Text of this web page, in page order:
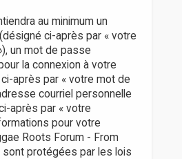
au minimum un
ci-après par « votre
un mot de passe
la connexion à votre
après par « votre mot de
courriel personnelle
après par « votre
pour votre
Roots Forum - From
sont protégées par les lois